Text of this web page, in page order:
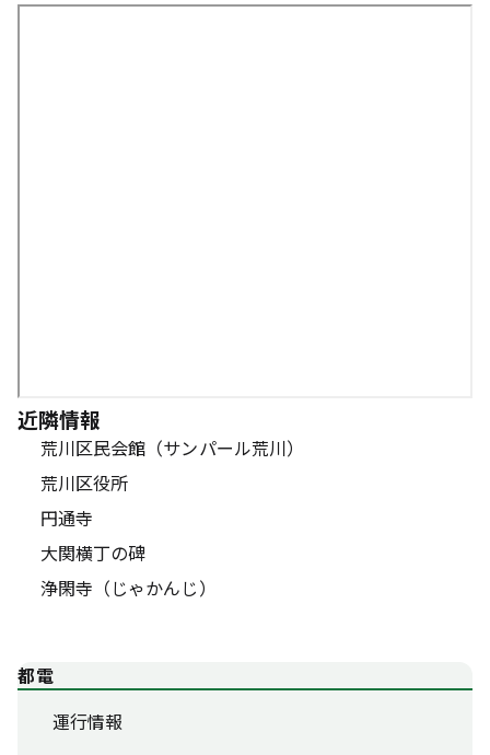
近隣情報
荒川区民会館（サンパール荒川）
荒川区役所
円通寺
大関横丁の碑
浄閑寺（じゃかんじ）
都電
運行情報